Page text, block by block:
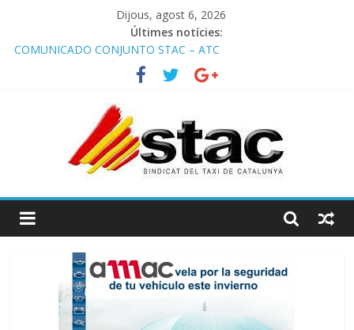
Dijous, agost 6, 2026
Últimes notícies:
COMUNICADO CONJUNTO STAC – ATC
Avanzando hacia la movilidad del futuro: El AMB y el taxi.
Programa de Radio TAXI LIBRE 29.07.2026 en COOLTURA FM.
STAC/ATC SOLICITAN TAULA TÈCNICA PARA MEJORAR LA
OPERATIVA DE ENTRADA EN EL PUERTO DE BARCELONA.
Programa de Radio TAXI LIBRE 22.07.2026 en COOLTURA FM.